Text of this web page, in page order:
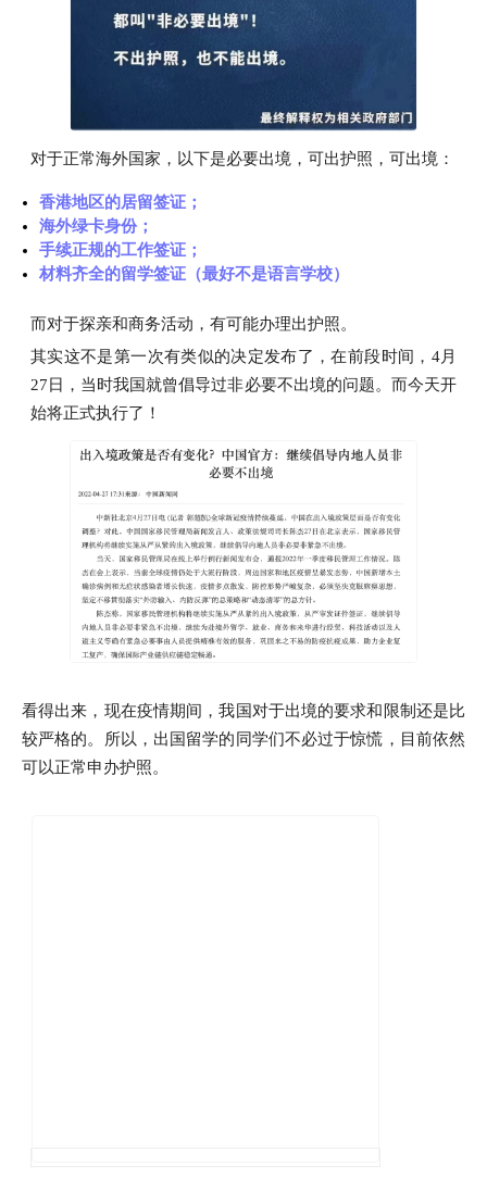
对于正常海外国家，以下是必要出境，可出护照，可出境：
香港地区的居留签证；
海外绿卡身份；
手续正规的工作签证；
材料齐全的留学签证（最好不是语言学校）
而对于探亲和商务活动，有可能办理出护照。
其实这不是第一次有类似的决定发布了，在前段时间，4月
27日，当时我国就曾倡导过非必要不出境的问题。而今天开
始将正式执行了！
看得出来，现在疫情期间，我国对于出境的要求和限制还是比
较严格的。所以，出国留学的同学们不必过于惊慌，目前依然
可以正常申办护照。